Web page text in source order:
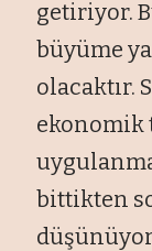
getiriyor.
büyüme
olacaktır.
ekonomik
bittikten